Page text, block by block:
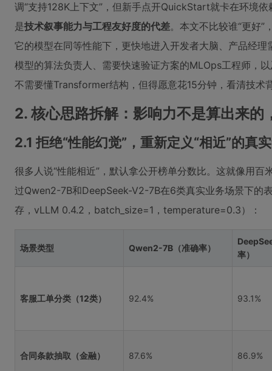
调“支持128K上下文”，但新手点开QuickStart就卡在环境
是技术叙事能力与工程友好度的代差。本文不比较谁“更好
它的模型在同等性能下，更快地进入开发者大脑、产品经
模型的算法负责人、需要快速验证方案的MLOps工程师，
不需要懂Transformer结构，但得愿意花15分钟，看清技术
2. 核心思路拆解：影响力不是算出来的
2.1 拒绝“性能幻觉”，重新定义“相近”的真
很多人说“性能相近”，默认拿公开榜单分数比。这就像用
过Qwen2-7B和DeepSeek-V2-7B在6类真实业务场景下的
存，vLLM 0.4.2，batch_size=1，temperature=0.3）：
场景类型 Qwen2-7B（准确率）
率）
客服工单分类（12类） 92.4% 93.1%
合同条款抽取（金融） 87.6% 86.9%